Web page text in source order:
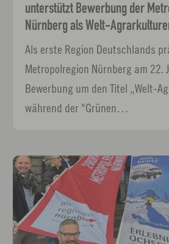
unterstützt Bewerbung der
Nürnberg als Welt-
Als erste Region Deutschlands
Metropolregion Nürnberg am 22.
Bewerbung um den Titel „Welt-
während der "Grünen…